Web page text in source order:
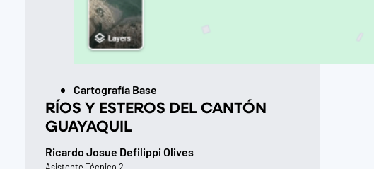
Cartografía Base
RÍOS Y ESTEROS DEL CANTÓN
GUAYAQUIL
Ricardo Josue Defilippi Olives